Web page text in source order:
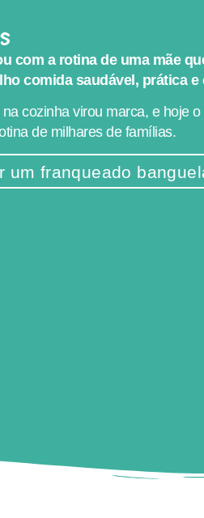
com a rotina de uma mãe
comida saudável, prática e
cozinha virou marca, e hoje
de milhares de famílias.
um franqueado